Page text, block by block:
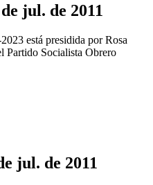
jul. de 2011
está presidida por Rosa
Partido Socialista Obrero
jul. de 2011